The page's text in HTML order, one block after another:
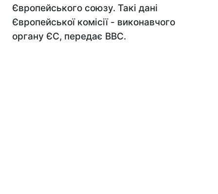
Європейського союзу. Такі дані
Європейської комісії - виконавчого
органу ЄС, передає ВВС.